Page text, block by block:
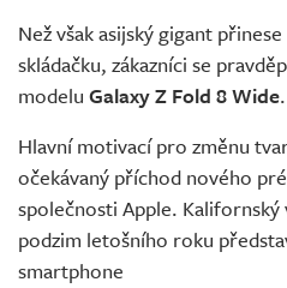
Než však asijský gigant
skládačku, zákazníci se
modelu Galaxy Z Fold 8 Wide.
Hlavní motivací pro změnu
očekávaný příchod nového
společnosti Apple.
podzim letošního roku
smartphone